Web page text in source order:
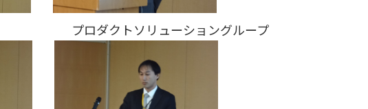
プロダクトソリューショングループ